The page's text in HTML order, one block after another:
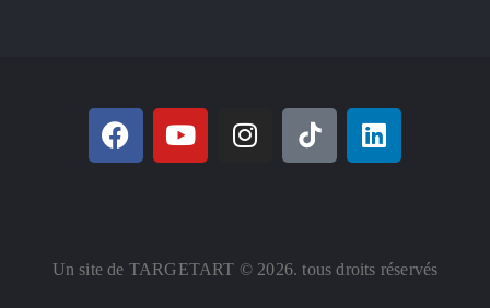
Un site de TARGETART © 2026. tous droits réservés